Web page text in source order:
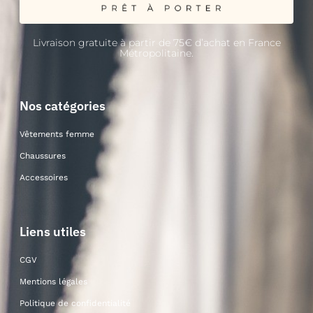
Livraison gratuite à partir de 75€ d’achat en France
Métropolitaine.
Nos catégories
Vêtements femme
Chaussures
Accessoires
Liens utiles
CGV
Mentions légales
Politique de confidentialité